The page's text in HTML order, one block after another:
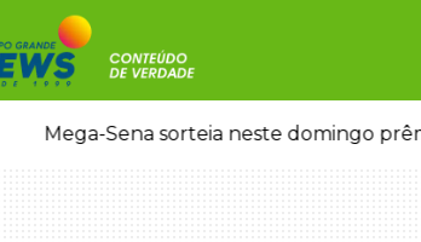
Mega-Sena sorteia neste domingo